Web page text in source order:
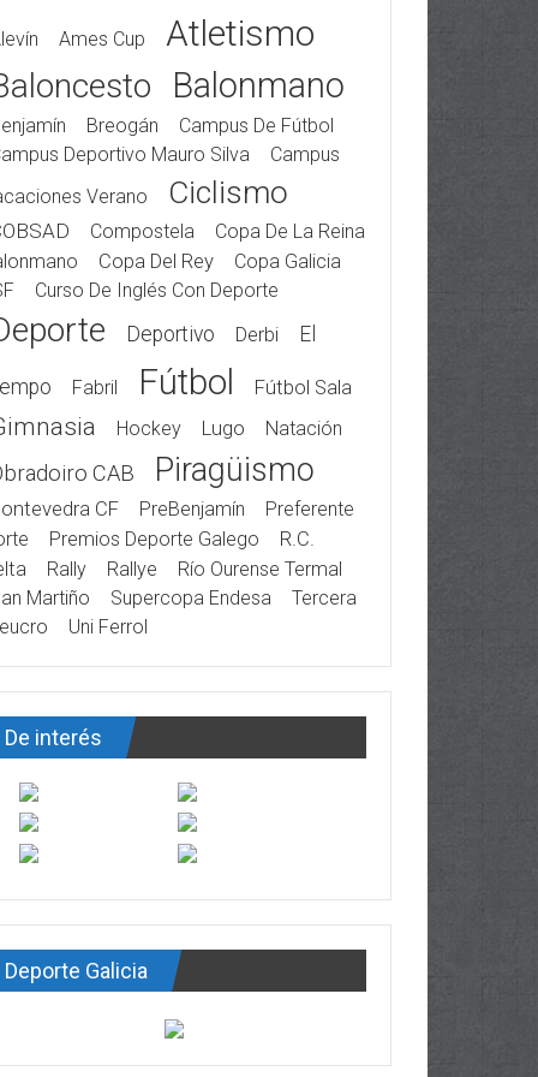
Ames Cup Atletismo
Balonmano
Breogán
Campus De Fútbol
Deportivo Mauro Silva
Campus
Verano
Ciclismo
Compostela
Copa De La Reina
Copa Del Rey
Copa Galicia
Curso De Inglés Con Deporte
Deportivo Derbi El
Fabril Fútbol Fútbol Sala
Hockey Lugo Natación
CAB Piragüismo
CF PreBenjamín
Preferente
Premios Deporte Galego
R.C.
Rally Rallye
Río Ourense Termal
Martiño
Supercopa Endesa
Tercera
Uni Ferrol
De interés
Deporte Galicia